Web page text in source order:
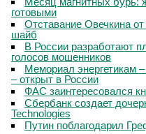
готовыми
Отставание Овечкина
шайб
В России разработают
голосов мошенников
Мемориал энергетикам
– открыт в России
ФАС заинтересовался
Сбербанк создает
Technologies
Путин поблагодарил